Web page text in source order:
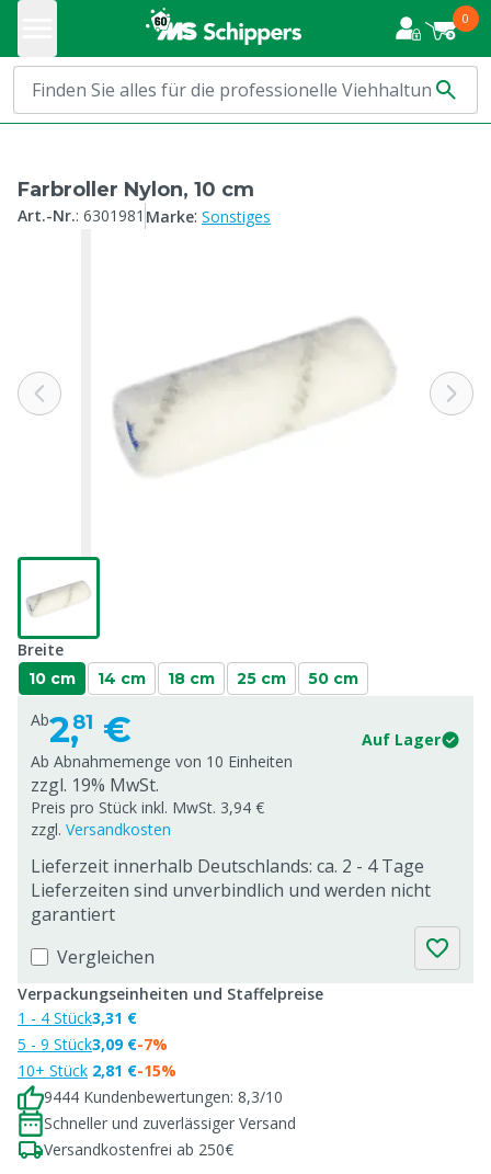
0
Farbroller Nylon, 10 cm
Art.-Nr.: 6301981 Marke: Sonstiges
Breite
10 cm 14 cm 18 cm 25 cm 50 cm
Ab2,81 €
Auf Lager
Ab Abnahmemenge von 10 Einheiten
zzgl. 19% MwSt.
Preis pro Stück inkl. MwSt. 3,94 €
zzgl. Versandkosten
Lieferzeit innerhalb Deutschlands: ca. 2 - 4 Tage
Lieferzeiten sind unverbindlich und werden nicht
garantiert
Vergleichen
Verpackungseinheiten und Staffelpreise
1 - 4 Stück
5 - 9 Stück
10+ Stück
3,31 €
3,09 €
2,81 €
-7%
-15%
9444 Kundenbewertungen: 8,3/10
Schneller und zuverlässiger Versand
Versandkostenfrei ab 250€